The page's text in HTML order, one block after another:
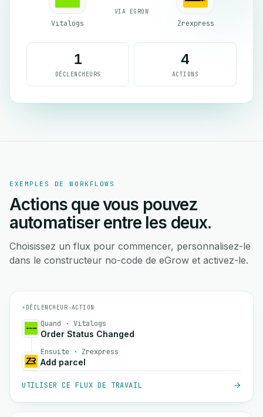
Vitalogs
VIA EGROW
Zrexpress
1
DÉCLENCHEURS
4
ACTIONS
EXEMPLES DE WORKFLOWS
Actions que vous pouvez
automatiser entre les deux.
Choisissez un flux pour commencer, personnalisez-le
dans le constructeur no-code de eGrow et activez-le.
⚡ DÉCLENCHEUR→ACTION
Quand · Vitalogs
Order Status Changed
Ensuite · Zrexpress
Add parcel
UTILISER CE FLUX DE TRAVAIL